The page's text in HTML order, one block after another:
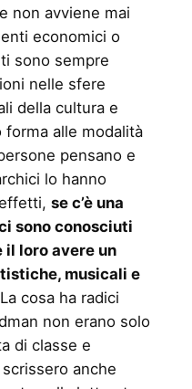
non avviene mai
economici o
sono sempre
nelle sfere
della cultura e
forma alle modalità
pensano e
lo hanno
se c’è una
sono conosciuti
loro avere un
musicali e
cosa ha radici
non erano solo
di classe e
scrissero anche